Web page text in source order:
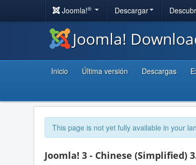
Joomla!® Descargar
Joomla!
Inicio Última versión Descargas
This page is not yet fully available in your
Joomla! 3 - Chinese (Simplified)